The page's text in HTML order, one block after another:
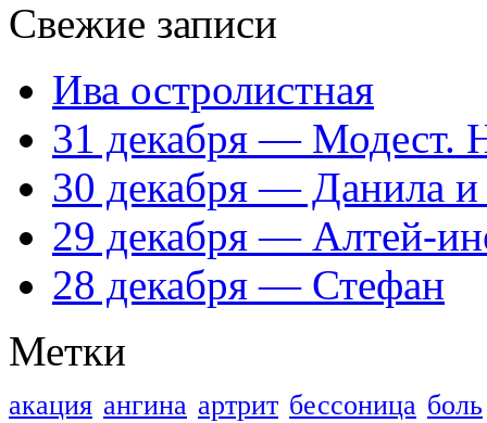
Свежие записи
Ива остролистная
31 декабря — Модест.
30 декабря — Данила
29 декабря — Алтей-
28 декабря — Стефан
Метки
акация ангина артрит бессоница боль